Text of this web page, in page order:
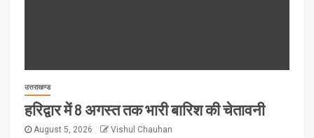
उत्तराखण्ड
हरिद्वार में 8 अगस्त तक भारी बारिश की चेतावनी
August 5, 2026 Vishul Chauhan